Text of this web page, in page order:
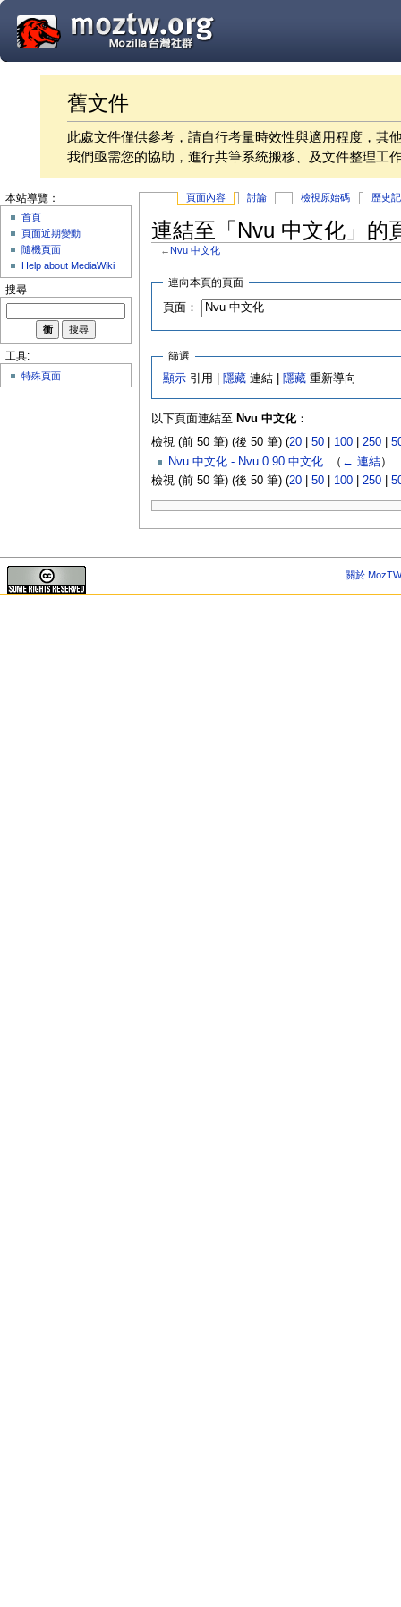
舊文件
此處文件僅供參考，請自行考量時效性與適用程度，其
我們亟需您的協助，進行共筆系統搬移、及文件整理工
頁面內容 討論 檢視原始碼 歷史
連結至「Nvu 中文化」的
← Nvu 中文化
連向本頁的頁面
頁面：
篩選
顯示 引用 | 隱藏 連結 | 隱藏 重新導向
以下頁面連結至 Nvu 中文化：
檢視 (前 50 筆) (後 50 筆) (20| 50| 100| 250|
Nvu 中文化 - Nvu 0.90 中文化‎ （ ← 連結）
檢視 (前 50 筆) (後 50 筆) (20| 50| 100| 250|
本站導覽：
首頁
頁面近期變動
隨機頁面
Help about MediaWiki
搜尋
工具:
特殊頁面
關於